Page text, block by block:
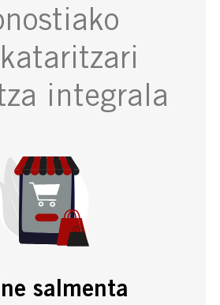
integrala
salmenta